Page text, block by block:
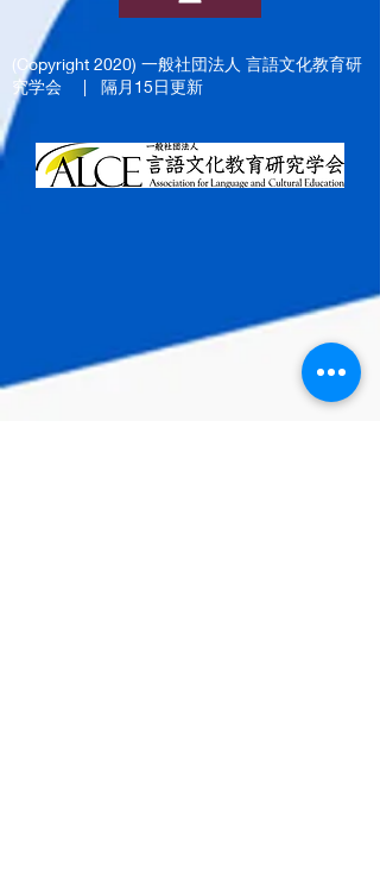
(Copyright 2020) 一般社団法人 言語文化教育研
究学会 | 隔月15日更新